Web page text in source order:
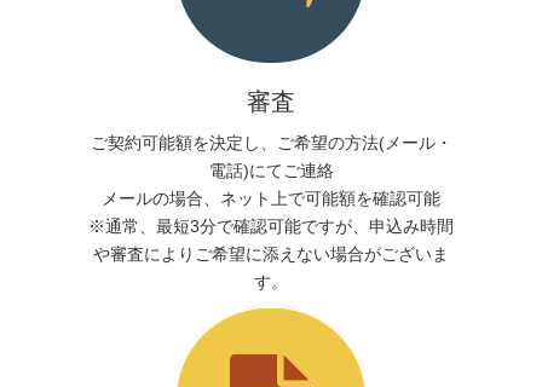
審査
ご契約可能額を決定し、ご希望の方法(メール・
電話)にてご連絡
メールの場合、ネット上で可能額を確認可能
※通常、最短3分で確認可能ですが、申込み時間
や審査によりご希望に添えない場合がございま
す。